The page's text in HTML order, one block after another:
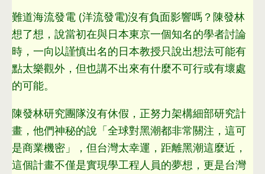
難道海流發電 (洋流發電)沒有負面影響嗎？陳發林
想了想 ， 說當初在與日本東京一個知名的學者討論
時 ， 一向以謹慎出名的日本教授只說出想法可能有
點太樂觀外 ， 但也講不出來有什麼不可行或有壞處
的可能。
陳發林研究團隊沒有休假 ，正努力架構細部研究計
畫，他們神秘的說「全球對黑潮都非常關注，這可
是商業機密」，但台灣太幸運，距離黑潮這麼近，
這個計畫不僅是實現學工程人員的夢想，更是台灣